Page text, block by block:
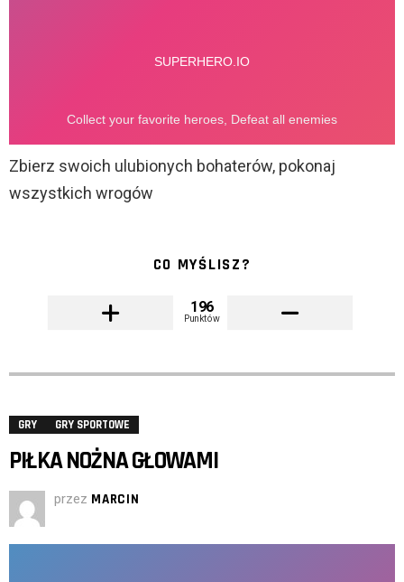
Zbierz swoich ulubionych bohaterów, pokonaj
wszystkich wrogów
CO MYŚLISZ?
196
Punktów
GRY GRY SPORTOWE
PIŁKA NOŻNA GŁOWAMI
przez MARCIN